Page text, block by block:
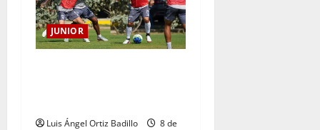
JUNIOR
Luis Ángel Ortiz Badillo
8 de